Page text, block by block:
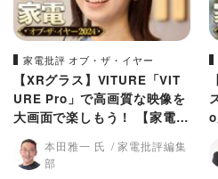
家電批評 オブ・ザ・イヤー
【XRグラス】VITURE「VIT
URE Pro」で高画質な映像を
大画面で楽しもう！ 【家電批
評2024年ベストバイ】
本田雅一 氏
家電批評編集
部